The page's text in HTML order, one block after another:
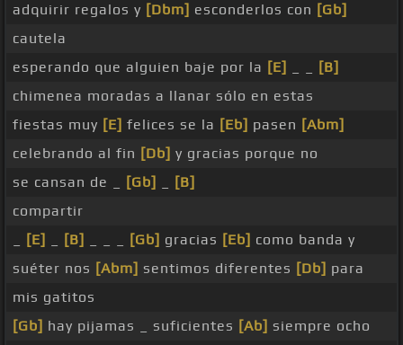
adquirir regalos y [Dbm] esconderlos con [Gb]
cautela
esperando que alguien baje por la [E]
[B]
chimenea moradas a llanar sólo en estas
fiestas muy [E] felices se la [Eb] pasen [Abm]
celebrando al fin [Db] y gracias porque no
se cansan de _
[Gb]
[B]
compartir
[E] [B] [Gb] gracias [Eb] como banda y
suéter nos [Abm] sentimos diferentes [Db] para
mis gatitos
[Gb] hay pijamas _ suficientes [Ab] siempre ocho